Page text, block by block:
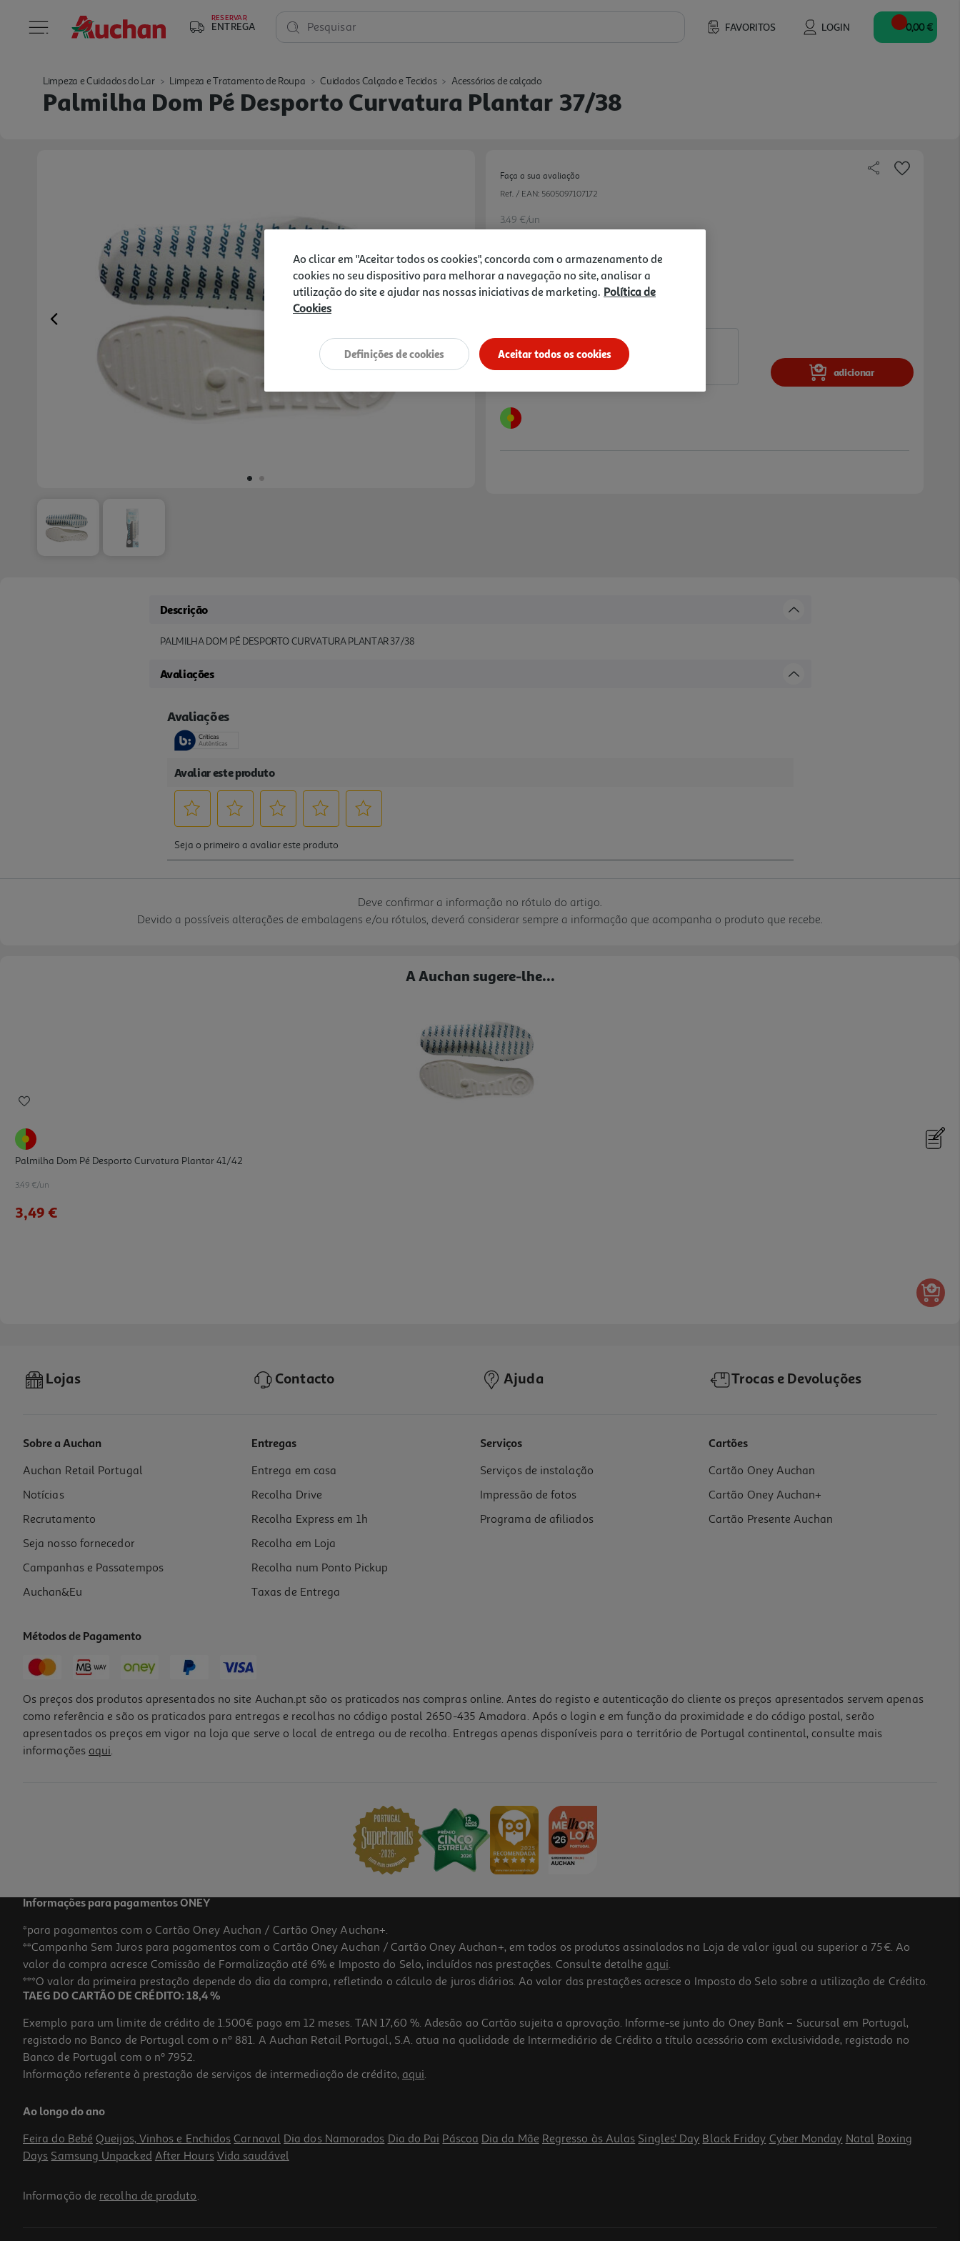
RESERVAR
ENTREGA FAVORITOS LOGIN
Pesquisar 0,00 €
Limpeza e Cuidados do Lar Limpeza e Tratamento de Roupa Cuidados Calçado e Tecidos Acessórios de calçado
Palmilha Dom Pé Desporto Curvatura Plantar 37/38
Previous
Faça a sua avaliação
Ref. / EAN: 5605097107172
3.49 €/un
3,49 €
adicionar
Descrição
PALMILHA DOM PÉ DESPORTO CURVATURA PLANTAR 37/38
Avaliações
Deve confirmar a informação no rótulo do artigo.
Devido a possíveis alterações de embalagens e/ou rótulos, deverá considerar sempre a informação que acompanha o produto que recebe.
A Auchan sugere-lhe...
Palmilha Dom Pé Desporto Curvatura Plantar 41/42
3.49 €/un
3,49 €
Palmilha Dom Pé Desporto Curvatura Plantar 43/44
3.49 €/un
3,49 €
3.49 €/un
3,49 €
Lojas Contacto Ajuda Trocas e Devoluções
Sobre a Auchan
Auchan Retail Portugal
Notícias
Recrutamento
Seja nosso fornecedor
Campanhas e Passatempos
Auchan&Eu
Entregas
Entrega em casa
Recolha Drive
Recolha Express em 1h
Recolha em Loja
Recolha num Ponto Pickup
Taxas de Entrega
Serviços
Serviços de instalação
Impressão de fotos
Programa de afiliados
Cartões
Cartão Oney Auchan
Cartão Oney Auchan+
Cartão Presente Auchan
Métodos de Pagamento
Os preços dos produtos apresentados no site Auchan.pt são os praticados nas compras online. Antes do registo e autenticação do cliente os preços apresentados servem apenas
como referência e são os praticados para entregas e recolhas no código postal 2650-435 Amadora. Após o login e em função da proximidade e do código postal, serão
apresentados os preços em vigor na loja que serve o local de entrega ou de recolha. Entregas apenas disponíveis para o território de Portugal continental, consulte mais
informações aqui.
Informações para pagamentos ONEY
*para pagamentos com o Cartão Oney Auchan / Cartão Oney Auchan+.
**Campanha Sem Juros para pagamentos com o Cartão Oney Auchan / Cartão Oney Auchan+, em todos os produtos assinalados na Loja de valor igual ou superior a 75€. Ao
valor da compra acresce Comissão de Formalização até 6% e Imposto do Selo, incluídos nas prestações. Consulte detalhe aqui.
***O valor da primeira prestação depende do dia da compra, refletindo o cálculo de juros diários. Ao valor das prestações acresce o Imposto do Selo sobre a utilização de Crédito.
TAEG DO CARTÃO DE CRÉDITO: 18,4 %
Exemplo para um limite de crédito de 1.500€ pago em 12 meses. TAN 17,60 %. Adesão ao Cartão sujeita a aprovação. Informe-se junto do Oney Bank – Sucursal em Portugal,
registado no Banco de Portugal com o nº 881. A Auchan Retail Portugal, S.A. atua na qualidade de Intermediário de Crédito a título acessório com exclusividade, registado no
Banco de Portugal com o nº 7952.
Informação referente à prestação de serviços de intermediação de crédito, aqui.
Ao longo do ano
Feira do Bebé Queijos, Vinhos e Enchidos Carnaval Dia dos Namorados Dia do Pai Páscoa Dia da Mãe Regresso às Aulas Singles' Day Black Friday Cyber Monday Natal Boxing
Days Samsung Unpacked After Hours Vida saudável
Informação de recolha de produto.
Ao clicar em "Aceitar todos os cookies", concorda com o armazenamento de
cookies no seu dispositivo para melhorar a navegação no site, analisar a
utilização do site e ajudar nas nossas iniciativas de marketing. Política de
Cookies
Aceitar todos os cookies
Definições de cookies